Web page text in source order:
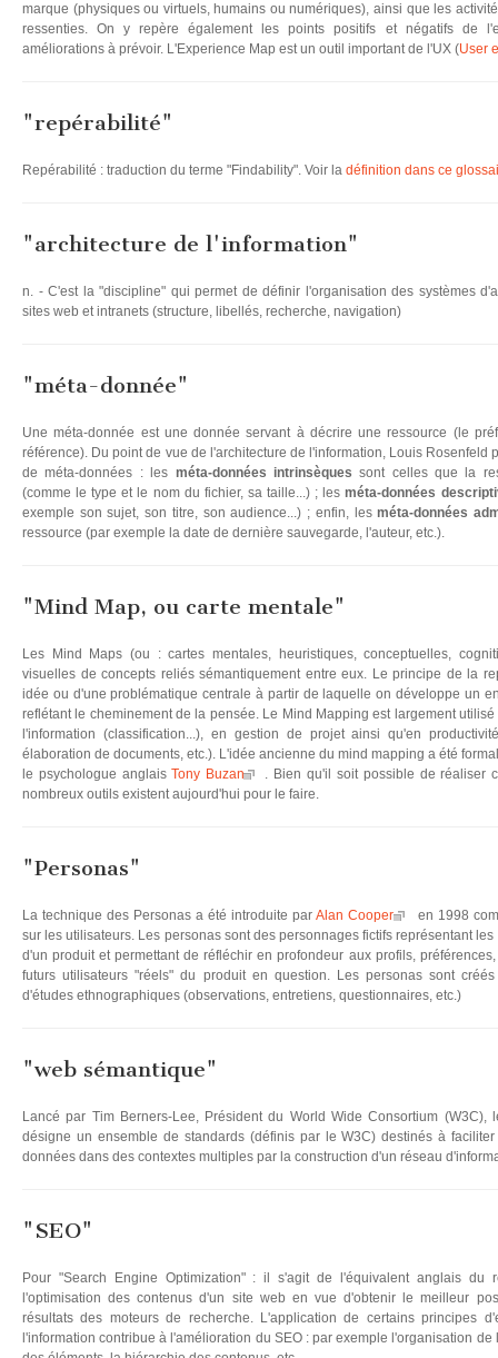
marque (physiques ou virtuels, humains ou numériques), ainsi que les
ressenties. On y repère également les points positifs et négatifs de
améliorations à prévoir. L'Experience Map est un outil important de l'UX (User
"repérabilité"
Repérabilité : traduction du terme "Findability". Voir la définition dans ce
"architecture de l'information"
n. - C'est la "discipline" qui permet de définir l'organisation des systèmes
sites web et intranets (structure, libellés, recherche, navigation)
"méta-donnée"
Une méta-donnée est une donnée servant à décrire une ressource (le
référence). Du point de vue de l'architecture de l'information, Louis Rosenfeld
de méta-données : les méta-données intrinsèques sont celles que la
(comme le type et le nom du fichier, sa taille...) ; lesméta-données
exemple son sujet, son titre, son audience...) ; enfin, lesméta-données
ressource (par exemple la date de dernière sauvegarde, l'auteur, etc.).
"Mind Map, ou carte mentale"
Les Mind Maps (ou : cartes mentales, heuristiques, conceptuelles,
visuelles de concepts reliés sémantiquement entre eux. Le principe de la
idée ou d'une problématique centrale à partir de laquelle on développe un
reflétant le cheminement de la pensée. Le Mind Mapping est largement
l'information (classification...), en gestion de projet ainsi qu'en
élaboration de documents, etc.). L'idée ancienne du mind mapping a été
le psychologue anglaisTony Buzan
. Bien qu'il soit possible de réaliser
nombreux outils existent aujourd'hui pour le faire.
"Personas"
La technique des Personas a été introduite par Alan Cooper
en 1998
sur les utilisateurs. Les personas sont des personnages fictifs représentant
d'un produit et permettant de réfléchir en profondeur aux profils,
futurs utilisateurs "réels" du produit en question. Les personas sont
d'études ethnographiques (observations, entretiens, questionnaires, etc.)
"web sémantique"
Lancé par Tim Berners-Lee, Président du World Wide Consortium (W3C),
désigne un ensemble de standards (définis par le W3C) destinés à
données dans des contextes multiples par la construction d'un réseau
"SEO"
Pour "Search Engine Optimization" : il s'agit de l'équivalent anglais du
l'optimisation des contenus d'un site web en vue d'obtenir le meilleur
résultats des moteurs de recherche. L'application de certains principes
l'information contribue à l'amélioration du SEO : par exemple l'organisation